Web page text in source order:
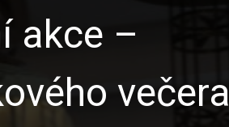
akce –
večera